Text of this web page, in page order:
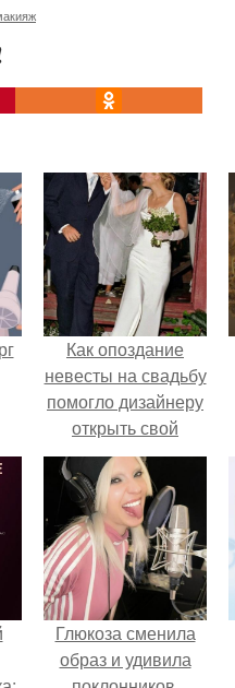
Как опоздание
невесты на свадьбу
помогло дизайнеру
открыть свой
бренд.
Глюкоза сменила
образ и удивила